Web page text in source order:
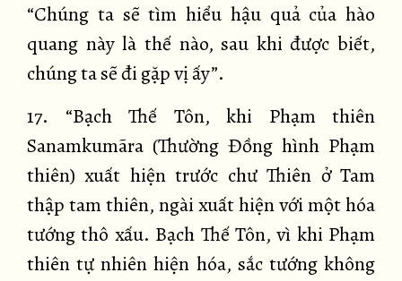
“Chúng ta sẽ tìm hiểu hậu quả của hào
quang này là thế nào, sau khi được biết,
chúng ta sẽ đi gặp vị ấy”.
17. “Bạch Thế Tôn, khi Phạm thiên
Sanamkumãra (Thường Đồng hình Phạm
thiên) xuất hiện trước chư Thiên ở Tam
thập tam thiên, ngài xuất hiện với một hóa
tướng thô xấu. Bạch Thế Tôn, vì khi Phạm
thiên tự nhiên hiện hóa, sắc tướng không